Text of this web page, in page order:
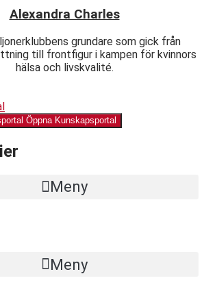
Alexandra Charles
grundare som gick från
till frontfigur i kampen för kvinnors
hälsa och livskvalité.
Öppna Kunskapsportal
Meny
Meny